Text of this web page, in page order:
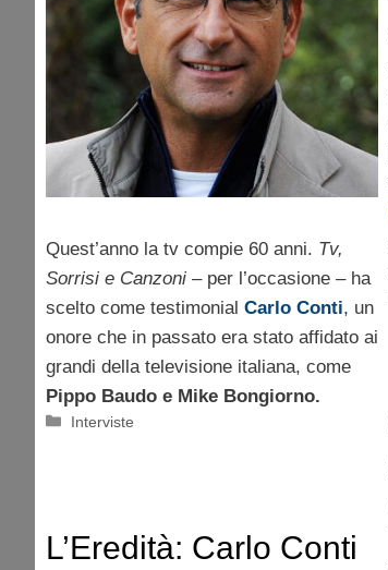
Quest’anno la tv compie 60 anni. Tv,
Sorrisi e Canzoni – per l’occasione – ha
scelto come testimonial Carlo Conti, un
onore che in passato era stato affidato ai
grandi della televisione italiana, come
Pippo Baudo e Mike Bongiorno.
Categorie
Interviste
L’Eredità: Carlo Conti